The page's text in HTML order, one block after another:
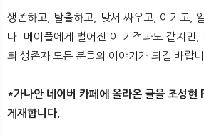
생존하고, 탈출하고, 맞서 싸우고, 이기고,
다. 메이플에게 벌어진 이 기적과도 같지만
퇴 생존자 모든 분들의 이야기가 되길 바랍
*가나안 네이버 카페에 올라온 글을 조성현
게재합니다.